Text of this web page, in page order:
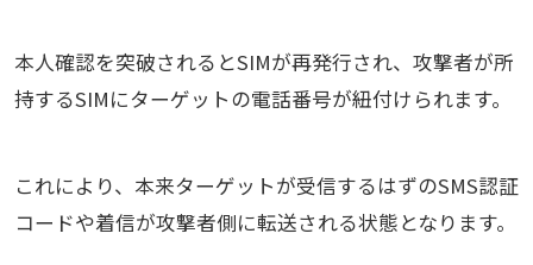
本人確認を突破されるとSIMが再発行され、攻撃者が所
持するSIMにターゲットの電話番号が紐付けられます。
これにより、本来ターゲットが受信するはずのSMS認証
コードや着信が攻撃者側に転送される状態となります。